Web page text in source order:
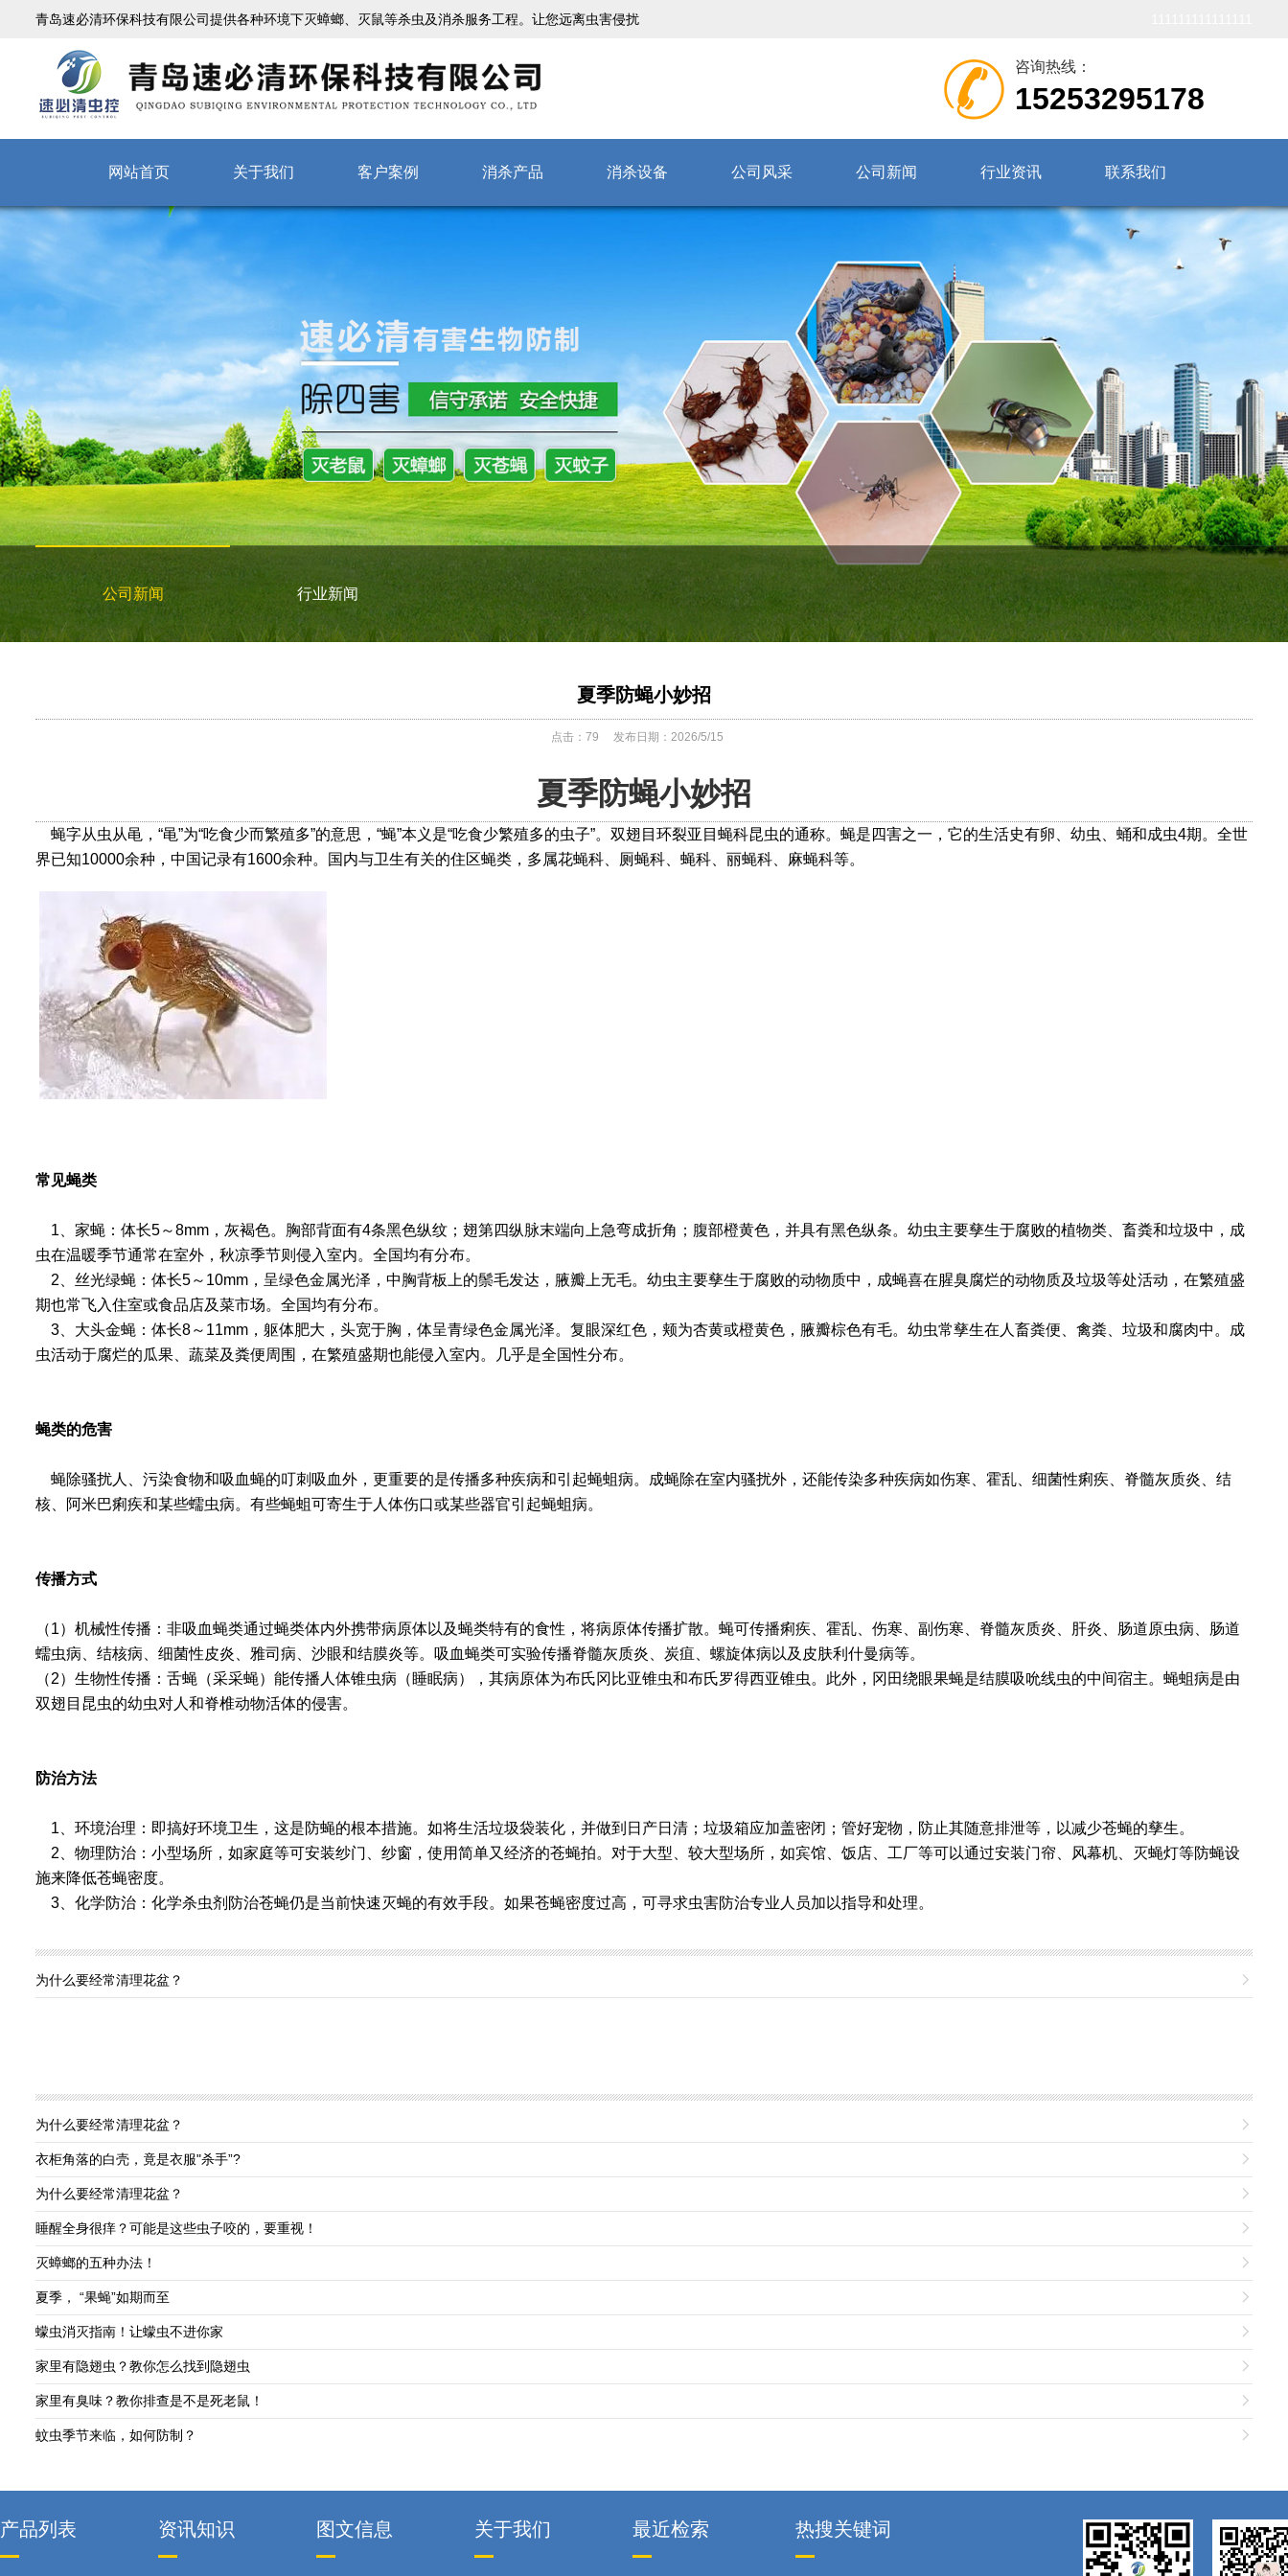
青岛速必清环保科技有限公司提供各种环境下灭蟑螂、灭鼠等杀虫及消杀服务工程。让您远离虫害侵扰
咨询热线：
15253295178
网站首页 关于我们 客户案例 消杀产品 消杀设备 公司风采 公司新闻 行业资讯 联系我们
公司新闻 行业新闻
夏季防蝇小妙招
点击： 79 发布日期：2026/5/15
夏季防蝇小妙招
蝇字从虫从黾， “黾”为“吃食少而繁殖多”的意思， “蝇”本义是“吃食少繁殖多的虫子”。双翅目环裂亚目蝇科昆虫的通称。蝇是四害之一，它的生活史有卵、幼虫、蛹和成虫4期。全世
界已知10000余种，中国记录有1600余种。国内与卫生有关的住区蝇类，多属花蝇科、厕蝇科、蝇科、丽蝇科、麻蝇科等。
常见蝇类
1 家蝇 ：体长5～8mm ，灰褐色。胸部背面有4条黑色纵纹；翅第四纵脉末端向上急弯成折角；腹部橙黄色，并具有黑色纵条。幼虫主要孳生于腐败的植物类、畜粪和垃圾中，成
虫在温暖季节通常在室外，秋凉季节则侵入室内。全国均有分布。
2
丝光绿蝇 ：体长5～ 10mm ，呈绿色金属光泽，中胸背板上的鬃毛发达，腋瓣上无毛。幼虫主要孳生于腐败的动物质中，成蝇喜在腥臭腐烂的动物质及垃圾等处活动，在繁殖盛
期也常飞入住室或食品店及菜市场。全国均有分布。
3
大头金蝇 ：体长8～ 11mm ，躯体肥大，头宽于胸，体呈青绿色金属光泽。复眼深红色，颊为杏黄或橙黄色，腋瓣棕色有毛。幼虫常孳生在人畜粪便、禽粪、垃圾和腐肉中。成
虫活动于腐烂的瓜果、蔬菜及粪便周围，在繁殖盛期也能侵入室内。几乎是全国性分布。
蝇类的危害
蝇除骚扰人、污染食物和吸血蝇的叮刺吸血外，更重要的是传播多种疾病和引起蝇蛆病。成蝇除在室内骚扰外，还能传染多种疾病如伤寒、霍乱、细菌性痢疾、脊髓灰质炎、结
核、阿米巴痢疾和某些蠕虫病。有些蝇蛆可寄生于人体伤口或某些器官引起蝇蛆病。
传播方式
（1） 机械性传播 ：非吸血蝇类通过蝇类体内外携带病原体以及蝇类特有的食性，将病原体传播扩散。蝇可传播痢疾、霍乱、伤寒、副伤寒、脊髓灰质炎、肝炎、肠道原虫病、肠道
蠕虫病、结核病、细菌性皮炎、雅司病、沙眼和结膜炎等。吸血蝇类可实验传播脊髓灰质炎、炭疽、螺旋体病以及皮肤利什曼病等。
（2） 生物性传播 ：舌蝇（采采蝇）能传播人体锥虫病（睡眠病），其病原体为布氏冈比亚锥虫和布氏罗得西亚锥虫。此外，冈田绕眼果蝇是结膜吸吮线虫的中间宿主。蝇蛆病是由
双翅目昆虫的幼虫对人和脊椎动物活体的侵害。
防治方法
1 环境治理 ：即搞好环境卫生，这是防蝇的根本措施。如将生活垃圾袋装化，并做到日产日清；垃圾箱应加盖密闭；管好宠物，防止其随意排泄等，以减少苍蝇的孳生。
2
物理防治 ：小型场所，如家庭等可安装纱门、纱窗，使用简单又经济的苍蝇拍。对于大型、较大型场所，如宾馆、饭店、工厂等可以通过安装门帘、风幕机、灭蝇灯等防蝇设
施来降低苍蝇密度。
3
化学防治 ：化学杀虫剂防治苍蝇仍是当前快速灭蝇的有效手段。如果苍蝇密度过高，可寻求虫害防治专业人员加以指导和处理。
为什么要经常清理花盆？ 
为什么要经常清理花盆？ 
衣柜角落的白壳，竟是衣服"杀手”? 
为什么要经常清理花盆？ 
睡醒全身很痒？可能是这些虫子咬的，要重视！ 
灭蟑螂的五种办法！ 
夏季， “果蝇”如期而至 
蠓虫消灭指南！让蠓虫不进你家 
家里有隐翅虫？教你怎么找到隐翅虫 
家里有臭味？教你排查是不是死老鼠！ 
蚊虫季节来临，如何防制？ 
产品列表 资讯知识 图文信息 关于我们 最近检索 热搜关键词